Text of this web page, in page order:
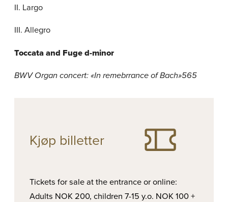
II. Largo
III. Allegro
Toccata and Fuge d-minor
BWV Organ concert: «In remebrrance of Bach»565
Kjøp billetter
Tickets for sale at the entrance or online:
Adults NOK 200, children 7-15 y.o. NOK 100 +